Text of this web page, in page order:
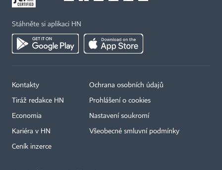
Stáhněte si aplikaci HN
Kontakty
Tiráž redakce HN
Economia
Kariéra v HN
Ceník inzerce
Ochrana osobních údajů
Prohlášení o cookies
Nastavení soukromí
Všeobecné smluvní podmínky